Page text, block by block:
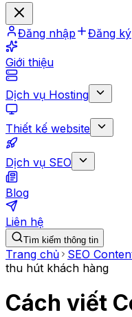
Đăng nhập Đăng ký
Giới thiệu
Dịch vụ Hosting
Thiết kế website
Dịch vụ SEO
Blog
Liên hệ
Tìm kiếm thông tin
Trang chủ SEO
thu hút khách hàng
Cách viết